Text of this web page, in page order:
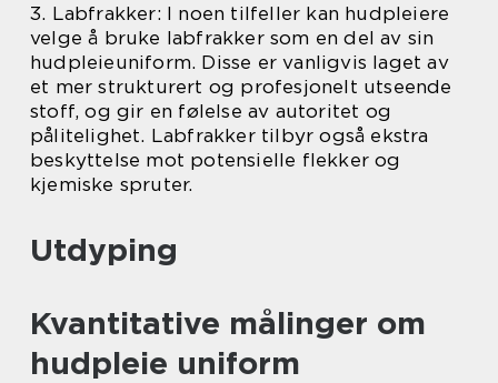
3. Labfrakker: I noen tilfeller kan hudpleiere
velge å bruke labfrakker som en del av sin
hudpleieuniform. Disse er vanligvis laget av
et mer strukturert og profesjonelt utseende
stoff, og gir en følelse av autoritet og
pålitelighet. Labfrakker tilbyr også ekstra
beskyttelse mot potensielle flekker og
kjemiske spruter.
Utdyping
Kvantitative målinger om
hudpleie uniform